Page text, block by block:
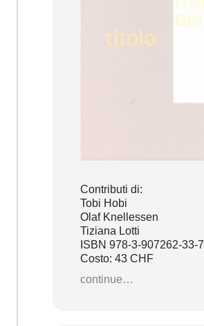
Contributi di:
Tobi Hobi
Olaf Knellessen
Tiziana Lotti
ISBN 978-3-907262-33-7
Costo: 43 CHF
continue…